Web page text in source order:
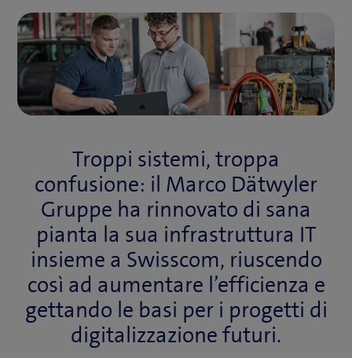
Troppi sistemi, troppa
confusione: il Marco Dätwyler
Gruppe ha rinnovato di sana
pianta la sua infrastruttura IT
insieme a Swisscom, riuscendo
così ad aumentare l’efficienza e
gettando le basi per i progetti di
digitalizzazione futuri.